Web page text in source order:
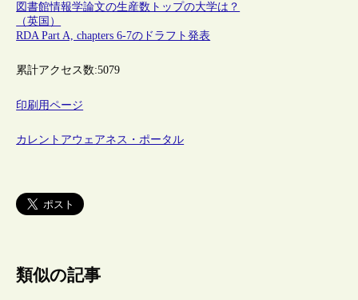
図書館情報学論文の生産数トップの大学は？
（英国）
RDA Part A, chapters 6-7のドラフト発表
累計アクセス数:5079
印刷用ページ
カレントアウェアネス・ポータル
類似の記事